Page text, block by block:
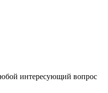
интересующий вопрос